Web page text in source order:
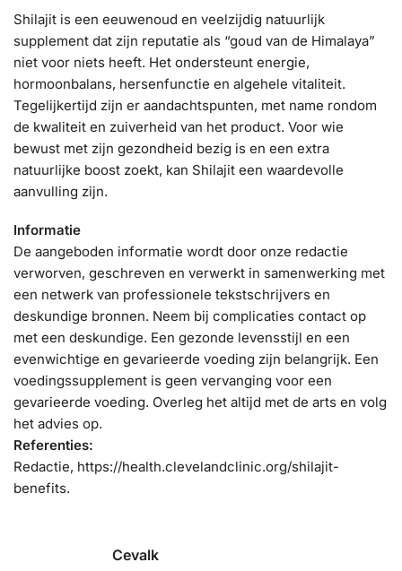
Shilajit is een eeuwenoud en veelzijdig natuurlijk
supplement dat zijn reputatie als “goud van de Himalaya”
niet voor niets heeft. Het ondersteunt energie,
hormoonbalans, hersenfunctie en algehele vitaliteit.
Tegelijkertijd zijn er aandachtspunten, met name rondom
de kwaliteit en zuiverheid van het product. Voor wie
bewust met zijn gezondheid bezig is en een extra
natuurlijke boost zoekt, kan Shilajit een waardevolle
aanvulling zijn.
Informatie
De aangeboden informatie wordt door onze redactie
verworven, geschreven en verwerkt in samenwerking met
een netwerk van professionele tekstschrijvers en
deskundige bronnen. Neem bij complicaties contact op
met een deskundige. Een gezonde levensstijl en een
evenwichtige en gevarieerde voeding zijn belangrijk. Een
voedingssupplement is geen vervanging voor een
gevarieerde voeding. Overleg het altijd met de arts en volg
het advies op.
Referenties:
Redactie, https://health.clevelandclinic.org/shilajit-
benefits.
Cevalk